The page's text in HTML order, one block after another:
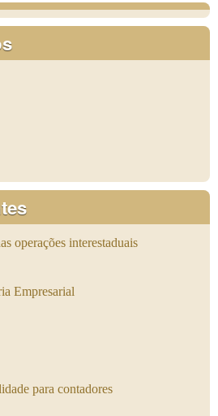
operações interestaduais
Empresarial
para contadores